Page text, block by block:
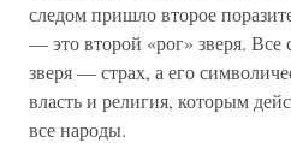
следом пришло второе
— это второй «рог» зверя. Все
зверя — страх, а его
власть и религия, которым
все народы.